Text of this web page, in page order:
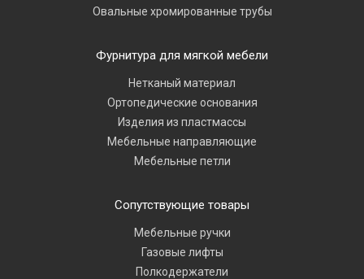
Овальные хромированные трубы
Фурнитура для мягкой мебели
Нетканый материал
Ортопедические основания
Изделия из пластмассы
Мебельные направляющие
Мебельные петли
Сопутствующие товары
Мебельные ручки
Газовые лифты
Полкодержатели